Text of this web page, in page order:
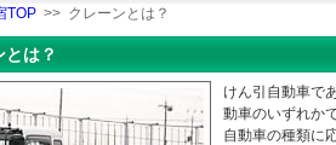
TOP >> クレーンとは？
とは？
けん引自動車で
動車のいずれか
自動車の種類に